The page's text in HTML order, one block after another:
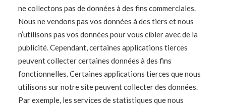
ne collectons pas de données à des fins commerciales.
Nous ne vendons pas vos données à des tiers et nous
n’utilisons pas vos données pour vous cibler avec de la
publicité. Cependant, certaines applications tierces
peuvent collecter certaines données à des fins
fonctionnelles. Certaines applications tierces que nous
utilisons sur notre site peuvent collecter des données.
Par exemple, les services de statistiques que nous